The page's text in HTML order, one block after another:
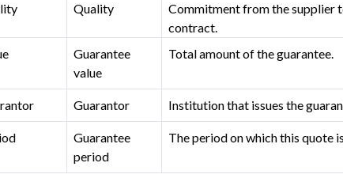
Quality
Commitment from the supplier
contract.
Guarantee
value
Total amount of the guarantee.
Guarantor Institution that issues the
Guarantee
period
The period on which this quote